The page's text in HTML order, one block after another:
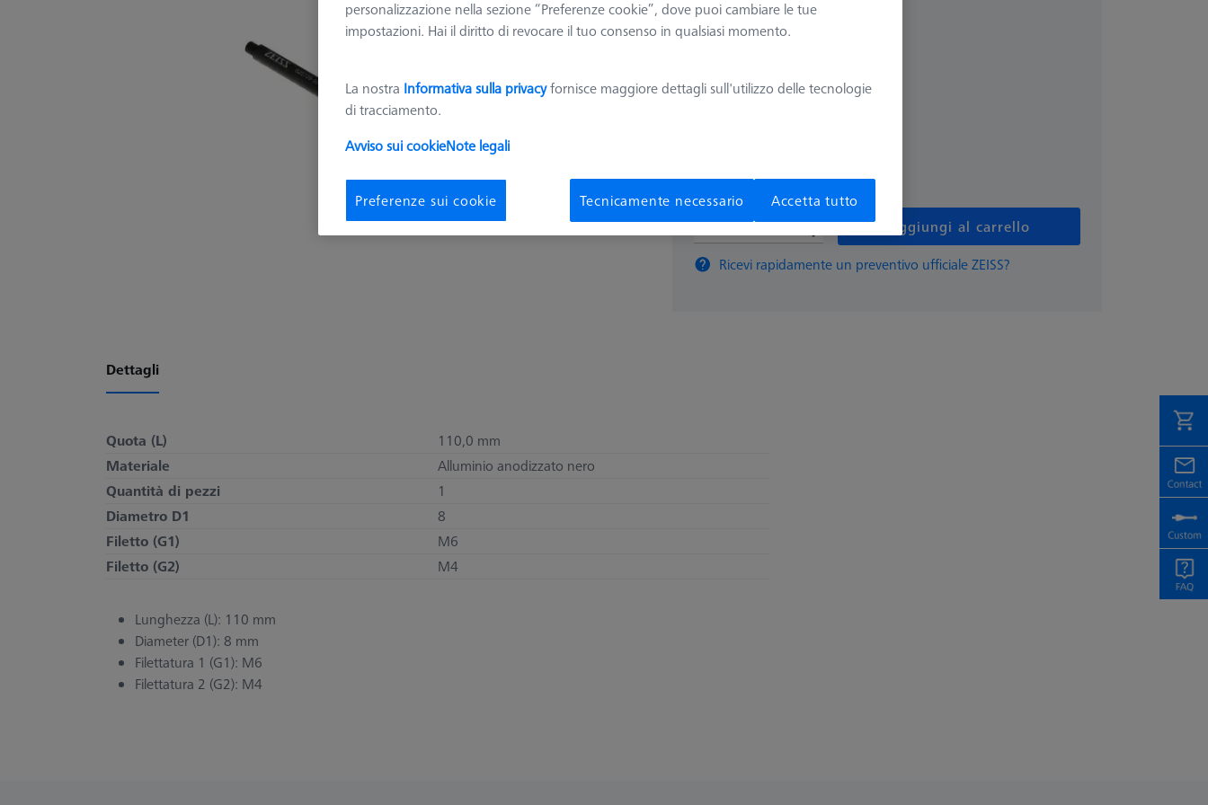
626109-9610-077
22,99 €
pz
Aggiungi al carrello
Ricevi rapidamente un preventivo ufficiale ZEISS?
Dettagli
Quota (L)
110,0 mm
Materiale
Alluminio anodizzato nero
Quantità di pezzi
1
Diametro D1
8
Filetto (G1)
M6
Filetto (G2)
M4
Lunghezza (L): 110 mm
Diameter (D1): 8 mm
Filettatura 1 (G1): M6
Filettatura 2 (G2): M4
personalizzazione nella sezione “Preferenze cookie”, dove puoi cambiare le tue
impostazioni. Hai il diritto di revocare il tuo consenso in qualsiasi momento.
La nostra Informativa sulla privacyfornisce maggiore dettagli sull'utilizzo delle tecnologie
di tracciamento.
Avviso sui cookieNote legali
Preferenze sui cookie Tecnicamente necessario Accetta tutto